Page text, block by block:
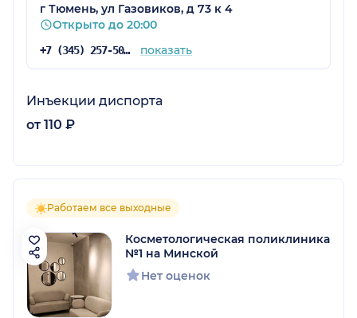
г Тюмень, ул Газовиков, д 73 к 4
Открыто до 20:00
+7 (345) 257-50-00 показать
Инъекции диспорта
от 110 ₽
Работаем все выходные
Косметологическая поликлиника
№1 на Минской
Нет оценок